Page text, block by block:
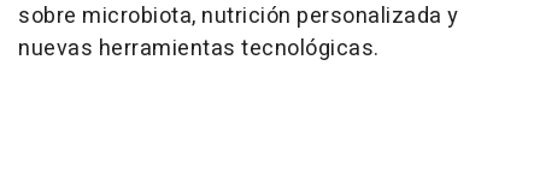
sobre microbiota, nutrición personalizada y
nuevas herramientas tecnológicas.